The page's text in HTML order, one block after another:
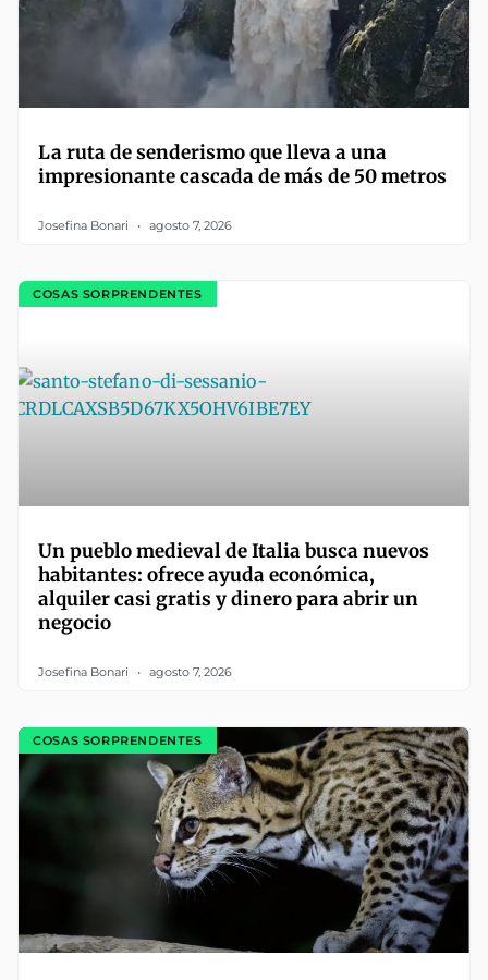
La ruta de senderismo que lleva a una
impresionante cascada de más de 50 metros
Josefina Bonari agosto 7, 2026
COSAS SORPRENDENTES
Un pueblo medieval de Italia busca nuevos
habitantes: ofrece ayuda económica,
alquiler casi gratis y dinero para abrir un
negocio
Josefina Bonari agosto 7, 2026
COSAS SORPRENDENTES